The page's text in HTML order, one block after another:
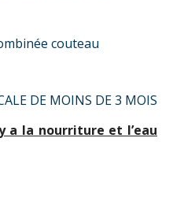
couteau
DE MOINS DE 3 MOIS
a la nourriture et l’eau